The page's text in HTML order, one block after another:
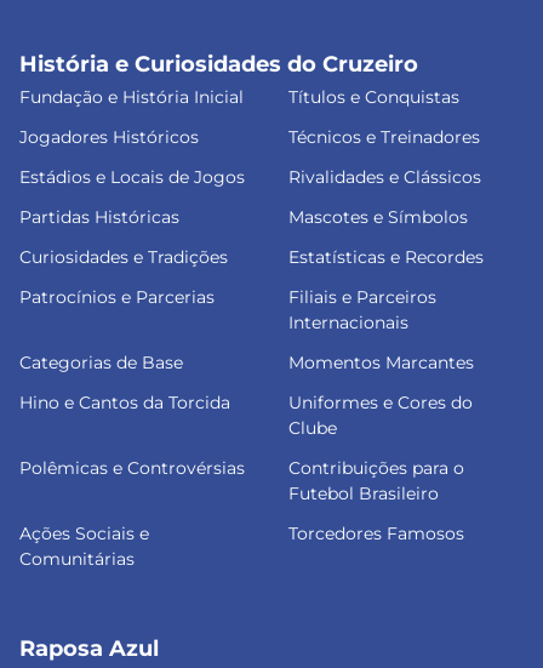
História e Curiosidades do Cruzeiro
Fundação e História Inicial
Títulos e Conquistas
Jogadores Históricos
Técnicos e Treinadores
Estádios e Locais de Jogos
Rivalidades e Clássicos
Partidas Históricas
Mascotes e Símbolos
Curiosidades e Tradições
Estatísticas e Recordes
Patrocínios e Parcerias
Filiais e Parceiros
Internacionais
Categorias de Base
Momentos Marcantes
Hino e Cantos da Torcida
Uniformes e Cores do
Clube
Polêmicas e Controvérsias
Contribuições para o
Futebol Brasileiro
Ações Sociais e
Comunitárias
Torcedores Famosos
Raposa Azul